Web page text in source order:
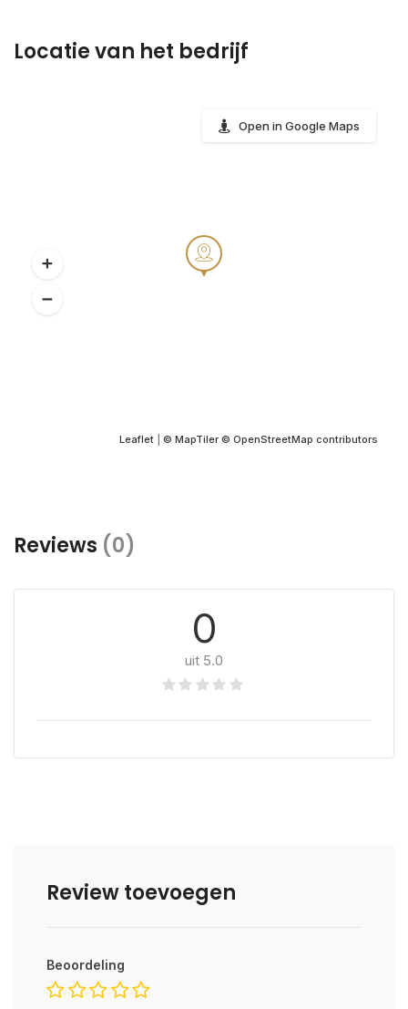
Locatie van het bedrijf
Leaflet © MapTiler © OpenStreetMap contributors
Open in Google Maps
Reviews (0)
0
uit 5.0
Review toevoegen
Beoordeling